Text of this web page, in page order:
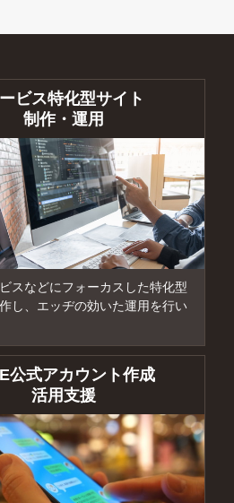
ビス特化型サイト
制作・運用
スなどにフォーカスした特化型
し、エッヂの効いた運用を行い
公式アカウント作成
活用支援